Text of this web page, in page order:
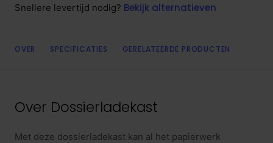
Snellere levertijd nodig? Bekijk alternatieven
OVER SPECIFICATIES GERELATEERDE PRODUCTEN
Over Dossierladekast
Met deze dossierladekast kan al het papierwerk